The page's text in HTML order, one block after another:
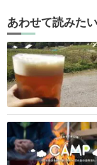
あわせて読みた